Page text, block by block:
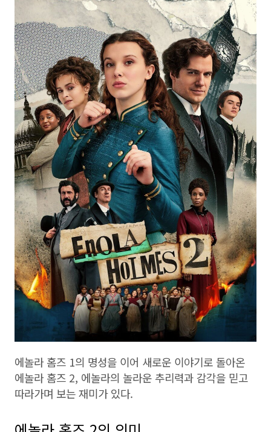
에놀라 홈즈 1의 명성을 이어 새로운 이야기로 돌아온
에놀라 홈즈 2, 에놀라의 놀라운 추리력과 감각을 믿고
따라가며 보는 재미가 있다.